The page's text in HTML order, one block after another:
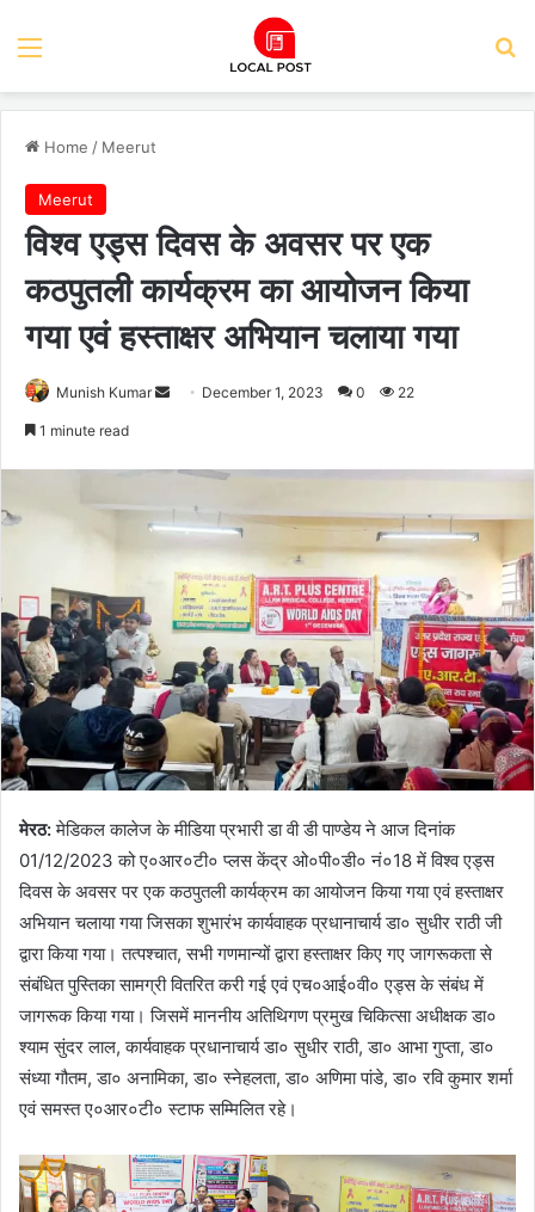
Menu
Home / Meerut
Meerut
विश्व एड्स दिवस के अवसर पर एक
कठपुतली कार्यक्रम का आयोजन किया
गया एवं हस्ताक्षर अभियान चलाया गया
Munish Kumar
Send December 1, 2023 0 22
1 minute read
मेरठ:मेडिकल कालेज के मीडिया प्रभारी डा वी डी पाण्डेय ने आज दिनांक
01/12/2023 को ए०आर०टी० प्लस केंद्र ओ०पी०डी० नं०18 में विश्व एड्स
दिवस के अवसर पर एक कठपुतली कार्यक्रम का आयोजन किया गया एवं हस्ताक्षर
अभियान चलाया गया जिसका शुभारंभ कार्यवाहक प्रधानाचार्य डा० सुधीर राठी जी
द्वारा किया गया। तत्पश्चात, सभी गणमान्यों द्वारा हस्ताक्षर किए गए जागरूकता से
संबंधित पुस्तिका सामग्री वितरित करी गई एवं एच०आई०वी० एड्स के संबंध में
जागरूक किया गया। जिसमें माननीय अतिथिगण प्रमुख चिकित्सा अधीक्षक डा०
श्याम सुंदर लाल, कार्यवाहक प्रधानाचार्य डा० सुधीर राठी, डा० आभा गुप्ता, डा०
संध्या गौतम, डा० अनामिका, डा० स्नेहलता, डा० अणिमा पांडे, डा० रवि कुमार शर्मा
एवं समस्त ए०आर०टी० स्टाफ सम्मिलित रहे।